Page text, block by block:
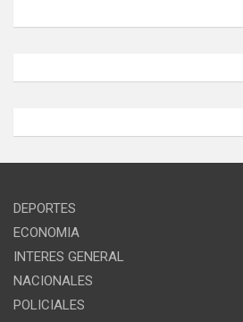
DEPORTES
ECONOMIA
INTERES GENERAL
NACIONALES
POLICIALES